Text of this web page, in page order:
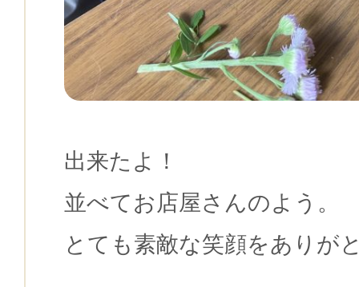
出来たよ！
並べてお店屋さんのよう。
とても素敵な笑顔をありが